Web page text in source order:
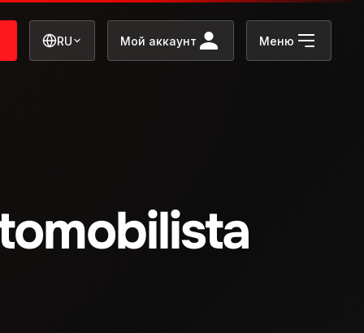
RU Мой аккаунт Меню